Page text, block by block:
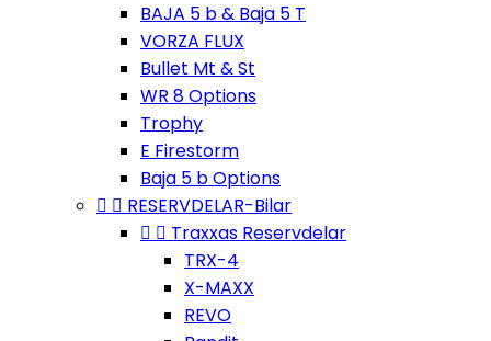
BAJA 5 b & Baja 5 T
VORZA FLUX
Bullet Mt & St
WR 8 Options
Trophy
E Firestorm
Baja 5 b Options
  RESERVDELAR-Bilar
  Traxxas Reservdelar
TRX-4
X-MAXX
REVO